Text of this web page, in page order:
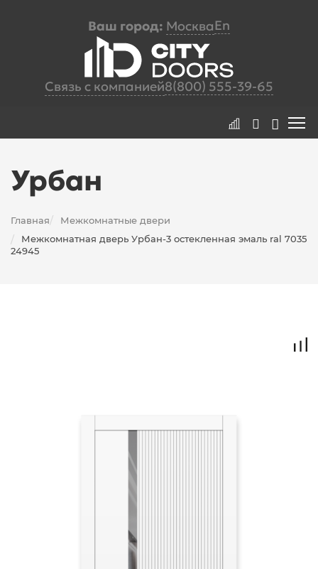
Ваш город: МоскваEn
Связь с компанией8(800) 555-39-65
Урбан
Главная/ Межкомнатные двери
/
Межкомнатная дверь Урбан-3 остекленная эмаль ral 7035
24945